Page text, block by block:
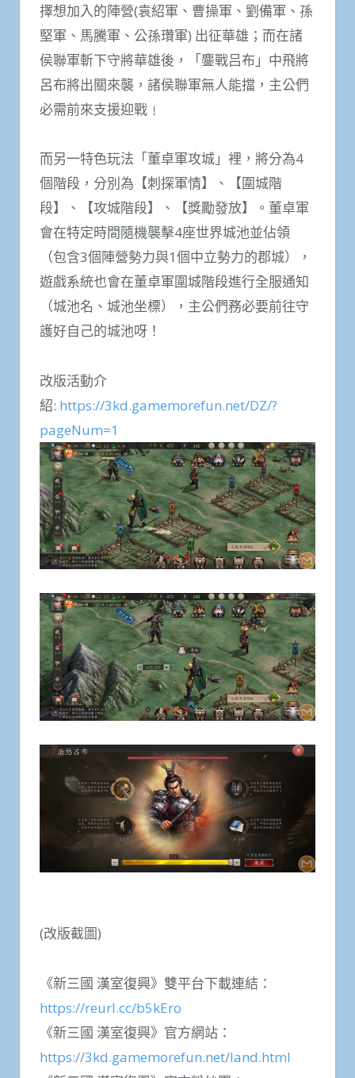
擇想加入的陣營(袁紹軍、曹操軍、劉備軍、孫
堅軍、馬騰軍、公孫瓚軍) 出征華雄；而在諸
侯聯軍斬下守將華雄後，「鏖戰吕布」中飛將
呂布將出關來襲，諸侯聯軍無人能擋，主公們
必需前來支援迎戰﹗
而另一特色玩法「董卓軍攻城」裡，將分為4
個階段，分別為【刺探軍情】、【圍城階
段】、【攻城階段】、【獎勵發放】。董卓軍
會在特定時間隨機襲擊4座世界城池並佔領
（包含3個陣營勢力與1個中立勢力的郡城），
遊戲系統也會在董卓軍圍城階段進行全服通知
（城池名、城池坐標），主公們務必要前往守
護好自己的城池呀！
改版活動介
紹: https://3kd.gamemorefun.net/DZ/?
pageNum=1
(改版截圖)
《新三國 漢室復興》雙平台下載連結：
https://reurl.cc/b5kEro
《新三國 漢室復興》官方網站：
https://3kd.gamemorefun.net/land.html